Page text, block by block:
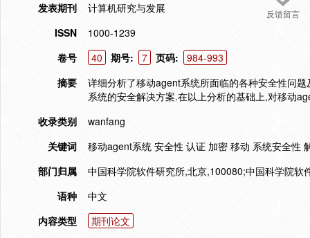
反馈留言
发表期刊
计算机研究与发展
ISSN
1000-1239
卷号
40 期号: 7 页码:
984-993
摘要
详细分析了移动agent系统所面临的各种安全性问
系统的安全解决方案.在以上分析的基础上,对移动
收录类别
wanfang
关键词
移动agent系统 安全性 认证 加密 移动 系统安全性
部门归属
中国科学院软件研究所,北京,100080;中国科学院
语种
中文
内容类型
期刊论文